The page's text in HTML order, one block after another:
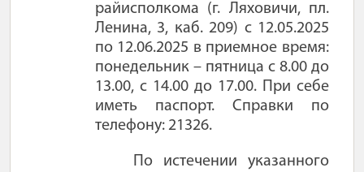
райисполкома (г. Ляховичи, пл.
Ленина, 3, каб. 209) с 12.05.2025
по 12.06.2025 в приемное время:
понедельник – пятница с 8.00 до
13.00, с 14.00 до 17.00. При себе
иметь паспорт. Справки по
телефону: 21326.
По истечении указанного